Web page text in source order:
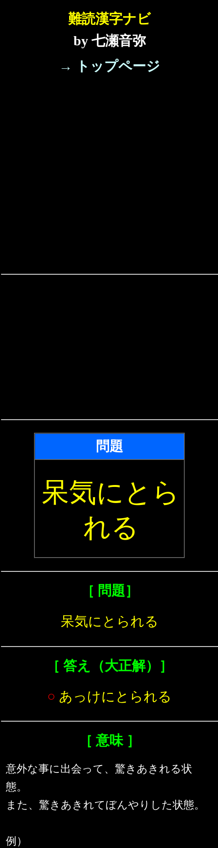
難読漢字ナビ
by 七瀬音弥
→ トップページ
問題
呆気にとら
れる
［ 問題］
呆気にとられる
［ 答え（大正解）］
○ あっけにとられる
［ 意味 ］
意外な事に出会って、驚きあきれる状
態。
また、驚きあきれてぼんやりした状態。
例）